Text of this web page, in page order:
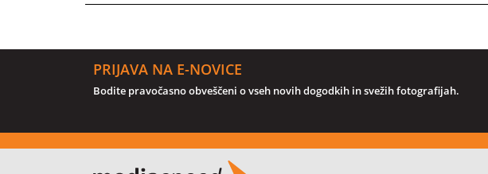
PRIJAVA NA E-NOVICE
Bodite pravočasno obveščeni o vseh novih dogodkih in svežih fotografijah.